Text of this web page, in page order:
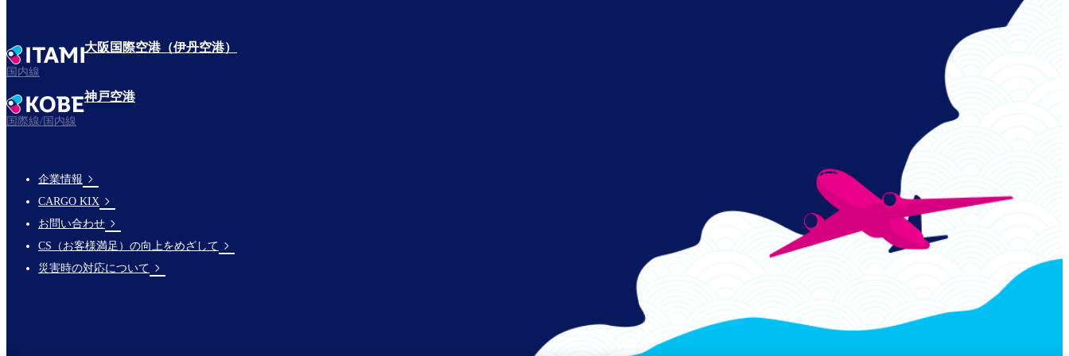
大阪国際空港（伊丹空港）
国内線
神戸空港
国際線/国内線
Footer
Links
企業情報
CARGO KIX
お問い合わせ
CS（お客様満足）の向上をめざして
災害時の対応について